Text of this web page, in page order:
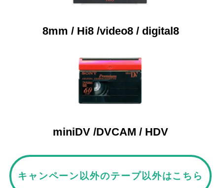
8mm / Hi8 /video8 / digital8
miniDV /DVCAM / HDV
キャンペーン以外のテープ以外はこちら